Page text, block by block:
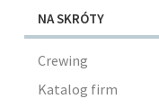
NA SKRÓTY
Crewing
Katalog firm